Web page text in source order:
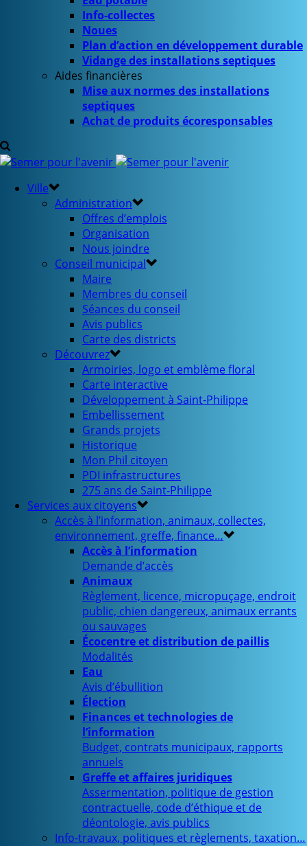
Info-collectes
Noues
Plan d’action en développement durable
Vidange des installations septiques
Aides financières
Mise aux normes des installations
septiques
Achat de produits écoresponsables
Ville
Administration
Offres d’emplois
Organisation
Nous joindre
Conseil municipal
Maire
Membres du conseil
Séances du conseil
Avis publics
Carte des districts
Découvrez
Armoiries, logo et emblème floral
Carte interactive
Développement à Saint-Philippe
Embellissement
Grands projets
Historique
Mon Phil citoyen
PDI infrastructures
275 ans de Saint-Philippe
Services aux citoyens
Accès à l’information, animaux, collectes,
environnement, greffe, finance…
Accès à l’information
Demande d’accès
Animaux
Règlement, licence, micropuçage, endroit
public, chien dangereux, animaux errants
ou sauvages
Écocentre et distribution de paillis
Modalités
Eau
Avis d’ébullition
Élection
Finances et technologies de
l’information
Budget, contrats municipaux, rapports
annuels
Greffe et affaires juridiques
Assermentation, politique de gestion
contractuelle, code d’éthique et de
déontologie, avis publics
Info-travaux, politiques et règlements, taxation…